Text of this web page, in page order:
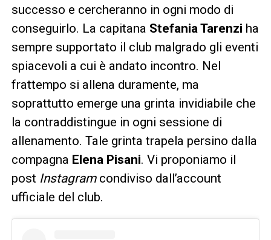
successo e cercheranno in ogni modo di
conseguirlo. La capitana Stefania Tarenzi ha
sempre supportato il club malgrado gli eventi
spiacevoli a cui è andato incontro. Nel
frattempo si allena duramente, ma
soprattutto emerge una grinta invidiabile che
la contraddistingue in ogni sessione di
allenamento. Tale grinta trapela persino dalla
compagna Elena Pisani. Vi proponiamo il
post Instagramcondiviso dall’account
ufficiale del club.